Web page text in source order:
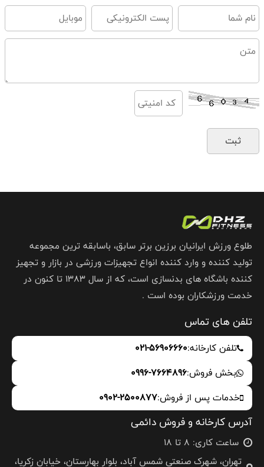
طلوع ورزش ایرانیان برزین برتر سابق، باسابقه ترین مجموعه
تولید کننده و وارد کننده انواع تجهیزات ورزشی در بازار و تجهیز
کننده باشگاه های بدنسازی است، که از سال 1383 تا کنون در
خدمت ورزشکاران بوده است .
تلفن های تماس
تلفن کارخانه:021-56906660
بخش فروش:0996-7664896
خدمات پس از فروش:0902-2500877
آدرس کارخانه و فروش دائمی
ساعت کاری: 8 تا 18
تهران، شهرک صنعتی شمس آباد، بلوار بهارستان، خیابان زکریا،